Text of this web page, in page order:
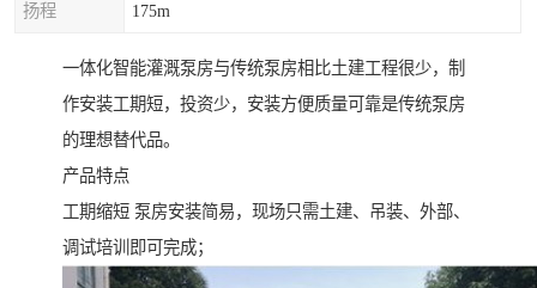
扬程 175m
一体化智能灌溉泵房与传统泵房相比土建工程很少，制
作安装工期短，投资少，安装方便质量可靠是传统泵房
的理想替代品。
产品特点
工期缩短 泵房安装简易，现场只需土建、吊装、外部、
调试培训即可完成；